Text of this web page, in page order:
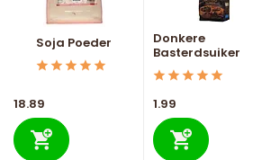
Soja Poeder
18.89
Donkere
Basterdsuiker
1.99